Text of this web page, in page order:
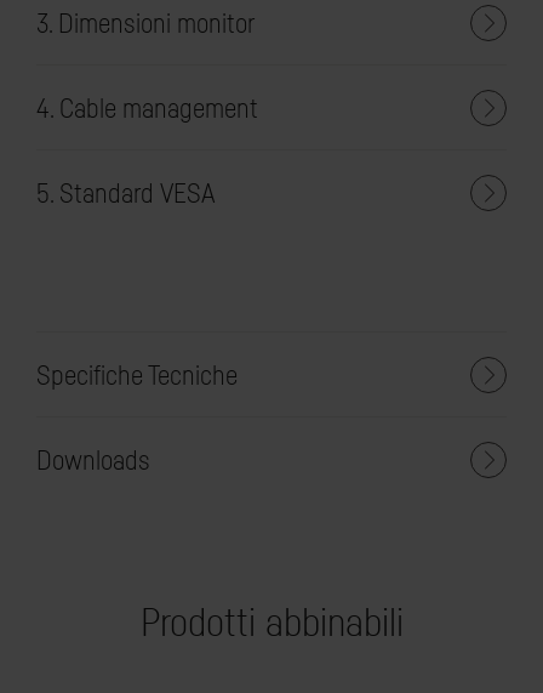
3. Dimensioni monitor
4. Cable management
5. Standard VESA
Specifiche Tecniche
Downloads
Prodotti abbinabili